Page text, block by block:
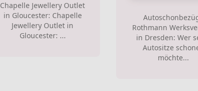
Chapelle Jewellery Outlet
in Gloucester: Chapelle
Jewellery Outlet in
Gloucester: ...
Rothmann
in Dresden: Wer
Autositze
möchte...